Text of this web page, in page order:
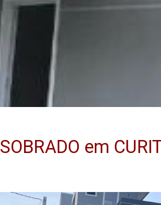
SOBRADO em